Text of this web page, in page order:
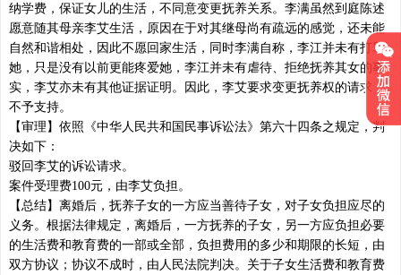
纳学费，保证女儿的生活，不同意变更抚养关系。李满虽然到庭陈述
愿意随其母亲李艾生活，原因在于对其继母尚有疏远的感觉，还未能
自然和谐相处，因此不愿回家生活，同时李满自称，李江并未有打骂
她，只是没有以前更能疼爱她，李江并未有虐待、拒绝抚养其女的事
实，李艾亦未有其他证据证明。因此，李艾要求变更抚养权的请求，
不予支持。
【审理】依照《中华人民共和国民事诉讼法》第六十四条之规定，判
决如下：
驳回李艾的诉讼请求。
案件受理费100元，由李艾负担。
【总结】离婚后，抚养子女的一方应当善待子女，对子女负担应尽的
义务。根据法律规定，离婚后，一方抚养的子女，另一方应负担必要
的生活费和教育费的一部或全部，负担费用的多少和期限的长短，由
双方协议；协议不成时，由人民法院判决。关于子女生活费和教育费